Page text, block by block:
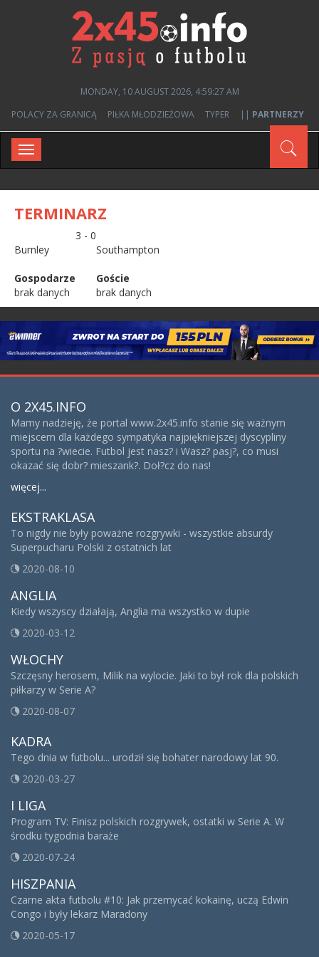
MONDAY, 10 AUGUST 2026, 4:59:27 AM
POLACY ZA GRANICĄ
PIŁKA MŁODZIEŻOWA TYPER || PARTNERZY
Toggle
navigation
TERMINARZ
3 - 0
Burnley
Southampton
Gospodarze
brak danych
Goście
brak danych
O 2X45.INFO
Mamy nadzieję, że portal www.2x45.info stanie się ważnym
miejscem dla każdego sympatyka najpiękniejszej dyscypliny
sportu na ?wiecie. Futbol jest nasz? i Wasz? pasj?, co musi
okazać się dobr? mieszank?. Doł?cz do nas!
więcej...
EKSTRAKLASA
To nigdy nie były poważne rozgrywki - wszystkie absurdy
Superpucharu Polski z ostatnich lat
2020-08-10
ANGLIA
Kiedy wszyscy działają, Anglia ma wszystko w dupie
2020-03-12
WŁOCHY
Szczęsny herosem, Milik na wylocie. Jaki to był rok dla polskich
piłkarzy w Serie A?
2020-08-07
KADRA
Tego dnia w futbolu... urodził się bohater narodowy lat 90.
2020-03-27
I LIGA
Program TV: Finisz polskich rozgrywek, ostatki w Serie A. W
środku tygodnia baraże
2020-07-24
HISZPANIA
Czarne akta futbolu #10: Jak przemycać kokainę, uczą Edwin
Congo i były lekarz Maradony
2020-05-17